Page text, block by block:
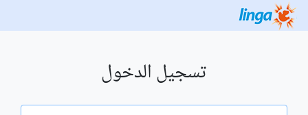
تسجيل الدخول